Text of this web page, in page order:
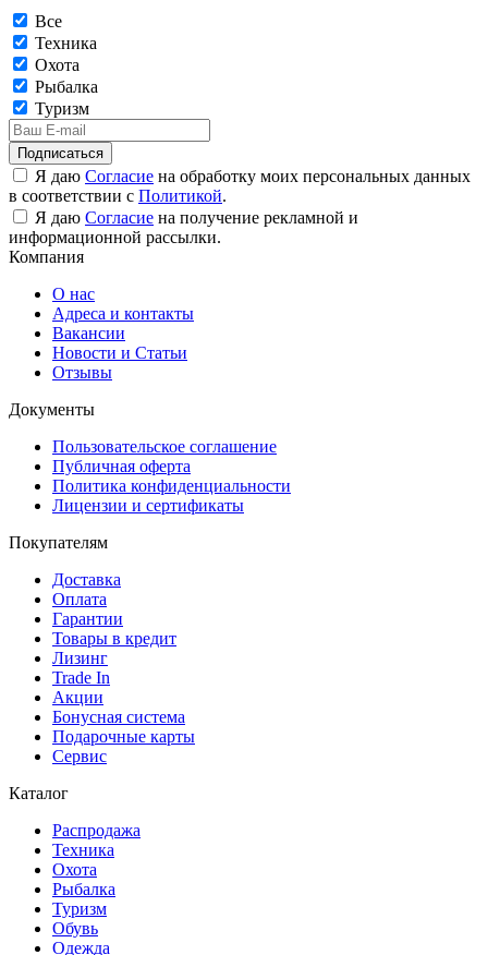
Все
Техника
Охота
Рыбалка
Туризм
Подписаться
Я даю Согласие на обработку моих персональных данных
в соответствии с Политикой.
Я даю Согласие на получение рекламной и
информационной рассылки.
Компания
О нас
Адреса и контакты
Вакансии
Новости и Статьи
Отзывы
Документы
Пользовательское соглашение
Публичная оферта
Политика конфиденциальности
Лицензии и сертификаты
Покупателям
Доставка
Оплата
Гарантии
Товары в кредит
Лизинг
Trade In
Акции
Бонусная система
Подарочные карты
Сервис
Каталог
Распродажа
Техника
Охота
Рыбалка
Туризм
Обувь
Одежда